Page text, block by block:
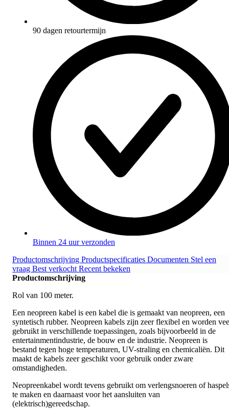
90 dagen retourtermijn
Binnen 24 uur verzonden
Productomschrijving Productspecificaties Documenten Stel een
vraag Best verkocht Recent bekeken
Productomschrijving
Rol van 100 meter.
Een neopreen kabel is een kabel die is gemaakt van neopreen, een
syntetisch rubber. Neopreen kabels zijn zeer flexibel en worden
gebruikt in verschillende toepassingen, zoals bijvoorbeeld in de
entertainmentindustrie, de bouw en de industrie. Neopreen is
bestand tegen hoge temperaturen, UV-straling en chemicaliën. Dit
maakt de kabels zeer geschikt voor gebruik onder zware
omstandigheden.
Neopreenkabel wordt tevens gebruikt om verlengsnoeren of
te maken en daarnaast voor het aansluiten van
(elektrisch)gereedschap.